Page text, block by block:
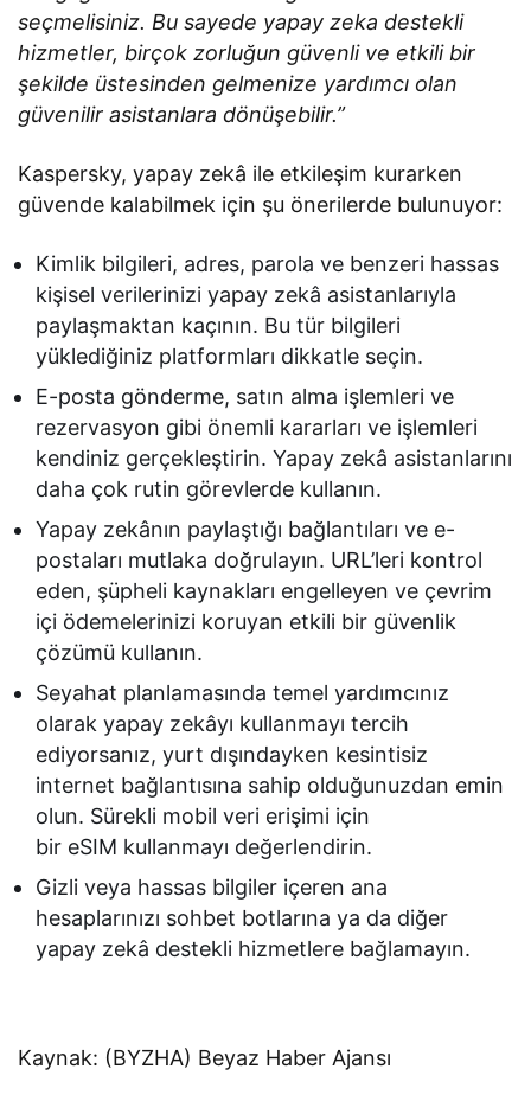
seçmelisiniz. Bu sayede yapay zeka destekli
hizmetler, birçok zorluğun güvenli ve etkili bir
şekilde üstesinden gelmenize yardımcı olan
güvenilir asistanlara dönüşebilir.”
Kaspersky, yapay zekâ ile etkileşim kurarken
güvende kalabilmek için şu önerilerde bulunuyor:
Kimlik bilgileri, adres, parola ve benzeri hassas
kişisel verilerinizi yapay zekâ asistanlarıyla
paylaşmaktan kaçının. Bu tür bilgileri
yüklediğiniz platformları dikkatle seçin.
E-posta gönderme, satın alma işlemleri ve
rezervasyon gibi önemli kararları ve işlemleri
kendiniz gerçekleştirin. Yapay zekâ asistanlarını
daha çok rutin görevlerde kullanın.
Yapay zekânın paylaştığı bağlantıları ve e-
postaları mutlaka doğrulayın. URL’leri kontrol
eden, şüpheli kaynakları engelleyen ve çevrim
içi ödemelerinizi koruyan etkili bir güvenlik
çözümü kullanın.
Seyahat planlamasında temel yardımcınız
olarak yapay zekâyı kullanmayı tercih
ediyorsanız, yurt dışındayken kesintisiz
internet bağlantısına sahip olduğunuzdan emin
olun. Sürekli mobil veri erişimi için
bir eSIM kullanmayı değerlendirin.
Gizli veya hassas bilgiler içeren ana
hesaplarınızı sohbet botlarına ya da diğer
yapay zekâ destekli hizmetlere bağlamayın.
Kaynak: (BYZHA) Beyaz Haber Ajansı